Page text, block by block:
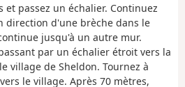
et passez un échalier. Continuez
direction d'une brèche dans le
jusqu'à un autre mur.
par un échalier étroit vers la
village de Sheldon. Tournez à
le village. Après 70 mètres,